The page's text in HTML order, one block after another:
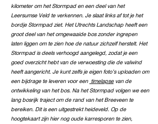
kilometer om het Stormpad en een deel van het
Leersumse Veld te verkennen. Je slaat links af tot je het
bordje Stormpad ziet. Het Utrechts Landschap heeft een
groot deel van het omgewaaide bos zonder ingrepen
laten liggen om te zien hoe de natuur zichzelf herstelt. Het
Stormpad is deels verhoogd aangelegd, zodat je een
goed overzicht hebt van de verwoesting die de valwind
heeft aangericht. Je kunt zelfs je eigen foto’s uploaden om
een bijdrage te leveren voor een timelapsevan de
ontwikkeling van het bos. Na het Stormpad volgen we een
lang bosrijk traject om de rand van het Breeveen te
bereiken. Dit is een uitgestrekt heideveld. Op de
hoogtekaart zijn hier nog oude karresporen te zien,